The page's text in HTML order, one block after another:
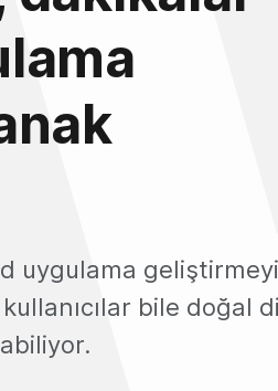
uygulama geliştirmeyi
bile doğal